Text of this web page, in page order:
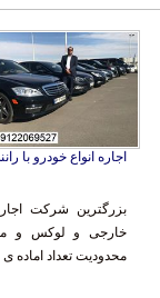
اجاره انواع خودرو با
بزرگترین شرکت
خارجی و لوکس و
محدودیت تعداد اماده ی